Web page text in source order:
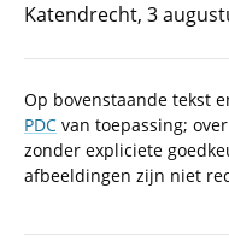
Katendrecht, 3
Op bovenstaande tekst
PDC van toepassing;
zonder expliciete
afbeeldingen zijn niet